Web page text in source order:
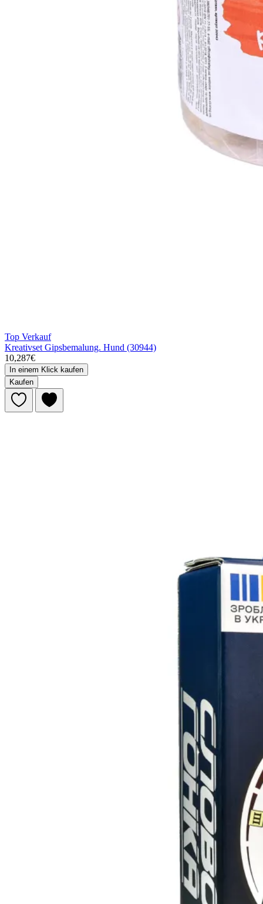
Top Verkauf
Kreativset Gipsbemalung. Hund (30944)
10,287€
In einem Klick kaufen
Kaufen